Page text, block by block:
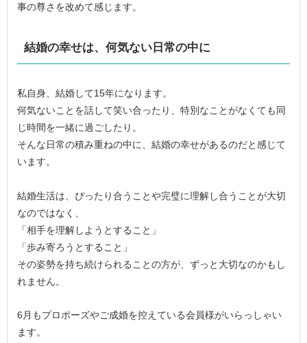
事の尊さを改めて感じます。
結婚の幸せは、何気ない日常の中に
私自身、結婚して15年になります。
何気ないことを話して笑い合ったり、特別なことがなくても同
じ時間を一緒に過ごしたり。
そんな日常の積み重ねの中に、結婚の幸せがあるのだと感じて
います。
結婚生活は、ぴったり合うことや完璧に理解し合うことが大切
なのではなく、
「相手を理解しようとすること」
「歩み寄ろうとすること」
その姿勢を持ち続けられることの方が、ずっと大切なのかもし
れません。
6月もプロポーズやご成婚を控えている会員様がいらっしゃい
ます。